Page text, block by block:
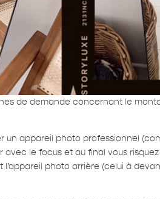
de demande concernant le
un appareil photo professionnel
le focus et au final vous risquez
photo arrière (celui à